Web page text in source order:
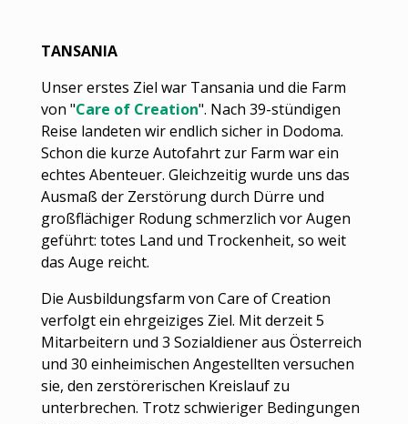
TANSANIA
Unser erstes Ziel war Tansania und die Farm
von "Care of Creation". Nach 39-stündigen
Reise landeten wir endlich sicher in Dodoma.
Schon die kurze Autofahrt zur Farm war ein
echtes Abenteuer. Gleichzeitig wurde uns das
Ausmaß der Zerstörung durch Dürre und
großflächiger Rodung schmerzlich vor Augen
geführt: totes Land und Trockenheit, so weit
das Auge reicht.
Die Ausbildungsfarm von Care of Creation
verfolgt ein ehrgeiziges Ziel. Mit derzeit 5
Mitarbeitern und 3 Sozialdiener aus Österreich
und 30 einheimischen Angestellten versuchen
sie, den zerstörerischen Kreislauf zu
unterbrechen. Trotz schwieriger Bedingungen